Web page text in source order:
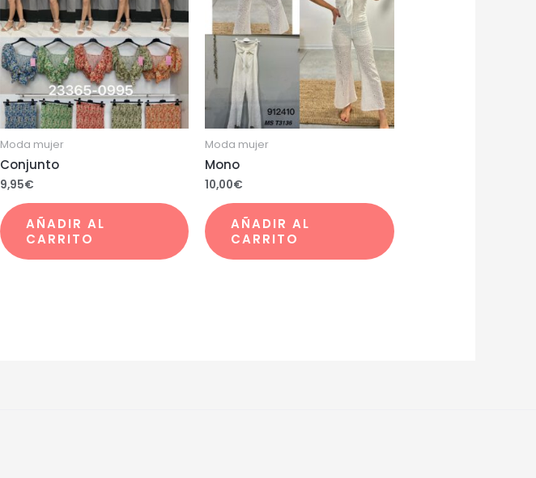
Moda mujer
Conjunto
9,95€
AÑADIR AL
CARRITO
Moda mujer
Mono
10,00€
AÑADIR AL
CARRITO